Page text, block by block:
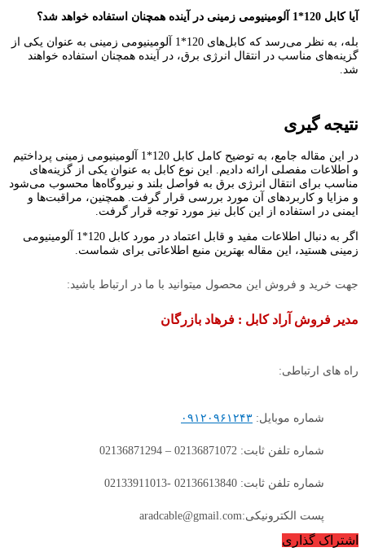
آیا کابل 120*1 آلومینیومی زمینی در آینده همچنان استفاده خواهد شد؟
بله، به نظر می‌رسد که کابل‌های 120*1 آلومینیومی زمینی به عنوان یکی از
گزینه‌های مناسب در انتقال انرژی برق، در آینده همچنان استفاده خواهند
شد.
نتیجه گیری
در این مقاله جامع، به توضیح کامل کابل 120*1 آلومینیومی زمینی پرداختیم
و اطلاعات مفصلی ارائه دادیم. این نوع کابل به عنوان یکی از گزینه‌های
مناسب برای انتقال انرژی برق به فواصل بلند و نیروگاه‌ها محسوب می‌شود
و مزایا و کاربردهای آن مورد بررسی قرار گرفت. همچنین، مراقبت‌ها و
ایمنی در استفاده از این کابل نیز مورد توجه قرار گرفت.
اگر به دنبال اطلاعات مفید و قابل اعتماد در مورد کابل 120*1 آلومینیومی
زمینی هستید، این مقاله بهترین منبع اطلاعاتی برای شماست.
جهت خرید و فروش این محصول میتوانید با ما در ارتباط باشید:
مدیر فروش آراد کابل : فرهاد بازرگان
راه های ارتباطی:
شماره موبایل: ۰۹۱۲۰۹۶۱۲۴۳
شماره تلفن ثابت: 02136871072 – 02136871294
شماره تلفن ثابت: 02136613840 -02133911013
پست الکترونیکی:aradcable@gmail.com
اشتراک گذاری